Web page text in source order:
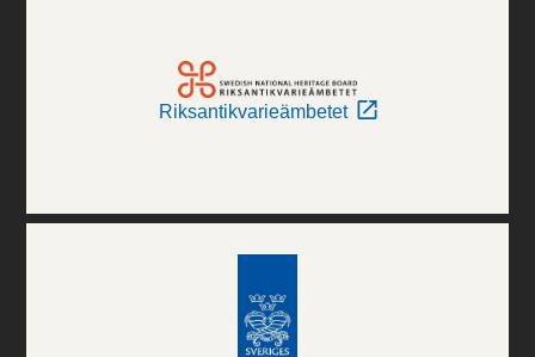
Riksantikvarieämbetet